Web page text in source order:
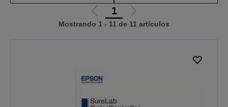
Ir
a
1
Ir
a
Mostrando 1 - 11 de 11 artículos